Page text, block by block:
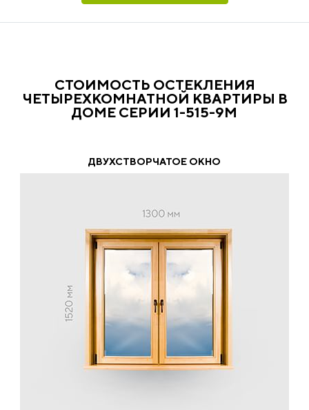
СТОИМОСТЬ ОСТЕКЛЕНИЯ
ЧЕТЫРЕХКОМНАТНОЙ КВАРТИРЫ В
ДОМЕ СЕРИИ 1-515-9М
ДВУХСТВОРЧАТОЕ ОКНО